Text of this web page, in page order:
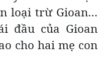
loại trừ Gioan…
đầu của Gioan
cho hai mẹ con